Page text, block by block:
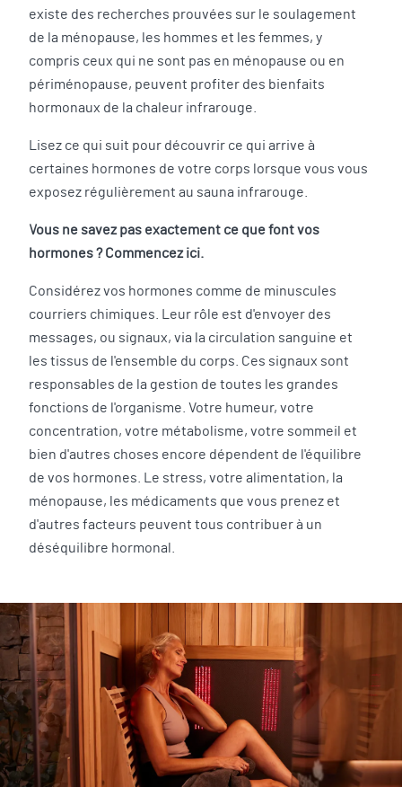
existe des recherches prouvées sur le soulagement
de la ménopause, les hommes et les femmes, y
compris ceux qui ne sont pas en ménopause ou en
périménopause, peuvent profiter des bienfaits
hormonaux de la chaleur infrarouge.
Lisez ce qui suit pour découvrir ce qui arrive à
certaines hormones de votre corps lorsque vous vous
exposez régulièrement au sauna infrarouge.
Vous ne savez pas exactement ce que font vos
hormones ? Commencez ici.
Considérez vos hormones comme de minuscules
courriers chimiques. Leur rôle est d'envoyer des
messages, ou signaux, via la circulation sanguine et
les tissus de l'ensemble du corps. Ces signaux sont
responsables de la gestion de toutes les grandes
fonctions de l'organisme. Votre humeur, votre
concentration, votre métabolisme, votre sommeil et
bien d'autres choses encore dépendent de l'équilibre
de vos hormones. Le stress, votre alimentation, la
ménopause, les médicaments que vous prenez et
d'autres facteurs peuvent tous contribuer à un
déséquilibre hormonal.